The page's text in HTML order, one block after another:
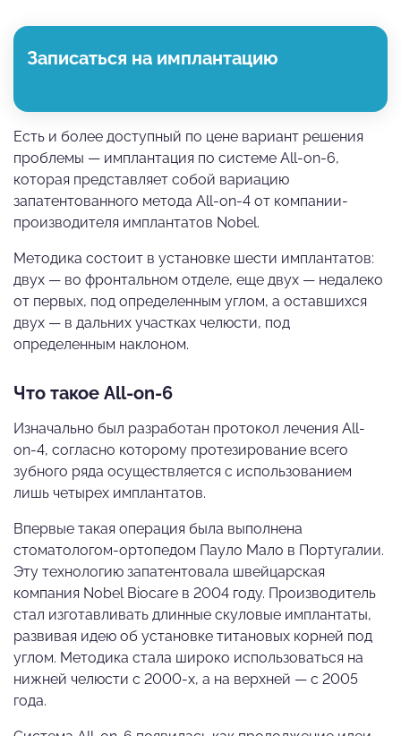
Записаться на имплантацию
Есть и более доступный по цене вариант решения
проблемы — имплантация по системе All-on-6,
которая представляет собой вариацию
запатентованного метода All-on-4 от компании-
производителя имплантатов Nobel.
Методика состоит в установке шести имплантатов:
двух — во фронтальном отделе, еще двух — недалеко
от первых, под определенным углом, а оставшихся
двух — в дальних участках челюсти, под
определенным наклоном.
Что такое All-on-6
Изначально был разработан протокол лечения All-
on-4, согласно которому протезирование всего
зубного ряда осуществляется с использованием
лишь четырех имплантатов.
Впервые такая операция была выполнена
стоматологом-ортопедом Пауло Мало в Португалии.
Эту технологию запатентовала швейцарская
компания Nobel Biocare в 2004 году. Производитель
стал изготавливать длинные скуловые имплантаты,
развивая идею об установке титановых корней под
углом. Методика стала широко использоваться на
нижней челюсти с 2000-х, а на верхней — с 2005
года.